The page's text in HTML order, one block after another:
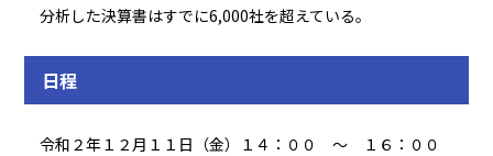
分析した決算書はすでに6,000社を超えている。
日程
令和２年１２月１１日（金）１４：００ ～ １６：００